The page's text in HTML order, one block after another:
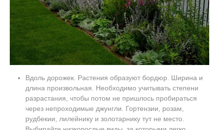
Вдоль дорожек. Растения образуют бордюр. Ширина и
длина произвольная. Необходимо учитывать степени
разрастания, чтобы потом не пришлось пробираться
через непроходимые джунгли. Гортензии, розам,
рудбекии, лилейнику и золотарнику тут не место.